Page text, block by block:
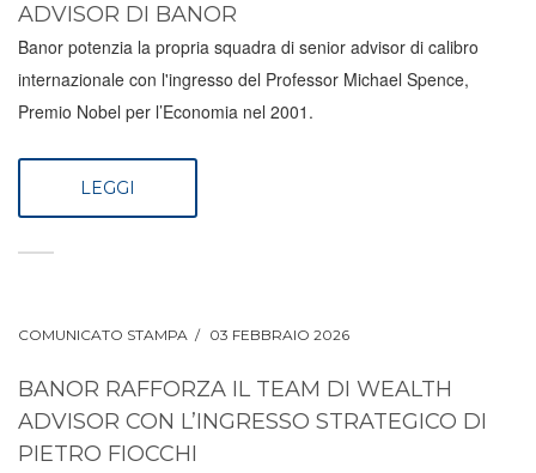
ADVISOR DI BANOR
Banor potenzia la propria squadra di senior advisor di calibro
internazionale con l'ingresso del Professor Michael Spence,
Premio Nobel per l’Economia nel 2001.
LEGGI
COMUNICATO STAMPA 03 FEBBRAIO 2026
BANOR RAFFORZA IL TEAM DI WEALTH
ADVISOR CON L’INGRESSO STRATEGICO DI
PIETRO FIOCCHI